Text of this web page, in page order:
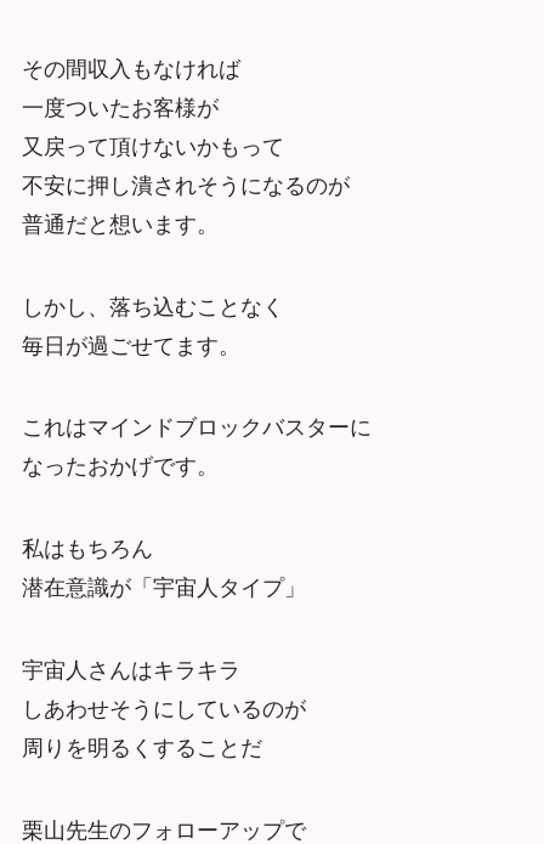
その間収入もなければ
一度ついたお客様が
又戻って頂けないかもって
不安に押し潰されそうになるのが
普通だと想います。
しかし、落ち込むことなく
毎日が過ごせてます。
これはマインドブロックバスターに
なったおかげです。
私はもちろん
潜在意識が「宇宙人タイプ」
宇宙人さんはキラキラ
しあわせそうにしているのが
周りを明るくすることだ
栗山先生のフォローアップで